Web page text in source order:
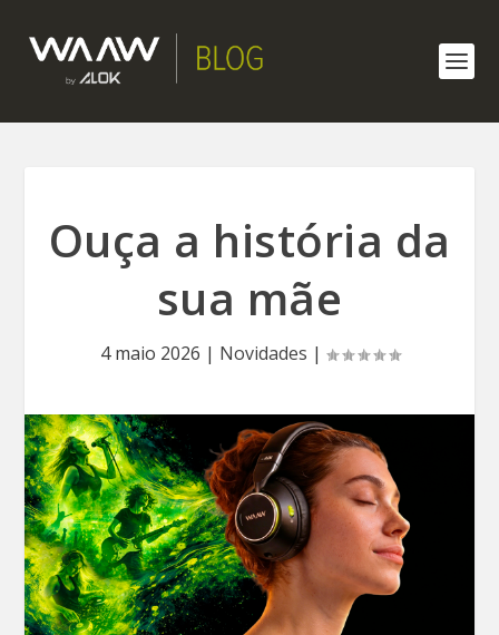
Ouça a história da
sua mãe
4 maio 2026 | Novidades |